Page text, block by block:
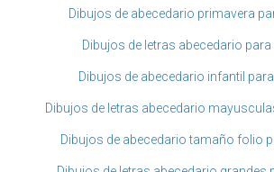
Dibujos de abecedario primavera
Dibujos de letras abecedario
Dibujos de abecedario infantil
Dibujos de letras abecedario
Dibujos de abecedario tamaño folio